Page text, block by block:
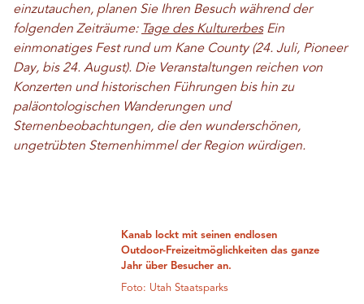
einzutauchen, planen Sie Ihren Besuch während der
folgenden Zeiträume: Tage des KulturerbesEin
einmonatiges Fest rund um Kane County (24. Juli, Pioneer
Day, bis 24. August). Die Veranstaltungen reichen von
Konzerten und historischen Führungen bis hin zu
paläontologischen Wanderungen und
Sternenbeobachtungen, die den wunderschönen,
ungetrübten Sternenhimmel der Region würdigen.
Kanab lockt mit seinen endlosen
Outdoor-Freizeitmöglichkeiten das ganze
Jahr über Besucher an.
Foto: Utah Staatsparks